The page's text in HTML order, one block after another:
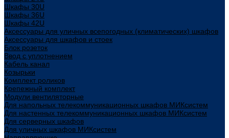
Шкафы 30U
Шкафы 36U
Шкафы 42U
Аксессуары для уличных всепогодных (климатических) шкафов
Аксессуары для шкафов и стоек
Блок розеток
Ввод с уплотнением
Кабель канал
Козырьки
Комплект роликов
Крепежный комплект
Модули вентиляторные
Для напольных телекоммуникационных шкафов МИКсистем
Для настенных телекоммуникационных шкафов МИКсистем
Для серверных шкафов
Для уличных шкафов МИКсистем